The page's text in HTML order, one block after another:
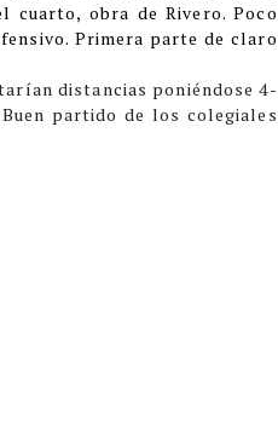
cuarto, obra de Rivero. Poco
Primera parte de claro
distancias poniéndose 4-
partido de los colegiales